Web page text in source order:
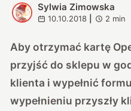
S
Sylwia Zimowska
10.10.2018 2 min
Aby otrzymać kartę
przyjść do sklepu w
klienta i wypełnić
wypełnieniu przyszły